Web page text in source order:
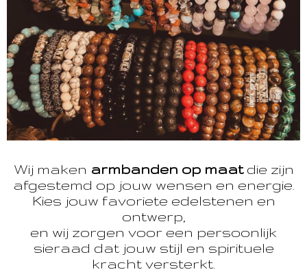
Wij maken armbanden op maatdie zijn
afgestemd op jouw wensen en energie.
Kies jouw favoriete edelstenen en
ontwerp,
en wij zorgen voor een persoonlijk
sieraad dat jouw stijl en spirituele
kracht versterkt.